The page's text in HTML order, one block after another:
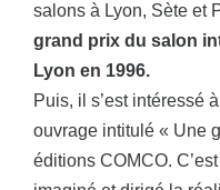
salons à Lyon, Sète et
grand prix du salon
Lyon en 1996.
Puis, il s’est intéressé
ouvrage intitulé « Une
éditions COMCO.